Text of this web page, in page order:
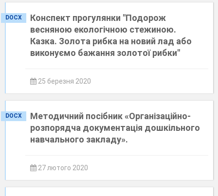
DOCX
Конспект прогулянки "Подорож
весняною екологічною стежиною.
Казка. Золота рибка на новий лад або
виконуємо бажання золотої рибки"
25 березня 2020
DOCX
Методичний посібник «Організаційно-
розпорядча документація дошкільного
навчального закладу».
27 лютого 2020